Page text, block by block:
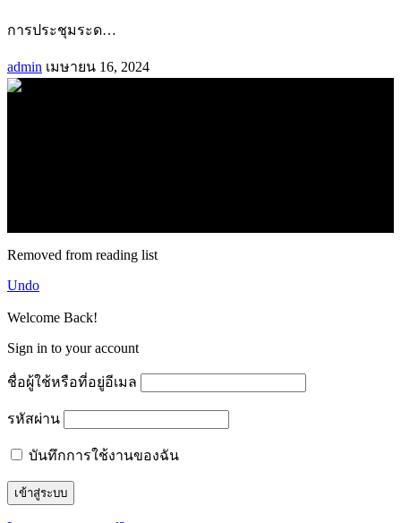
การประชุมระด…
admin เมษายน 16, 2024
Removed from reading list
Undo
Welcome Back!
Sign in to your account
ชื่อผู้ใช้หรือที่อยู่อีเมล
รหัสผ่าน
บันทึกการใช้งานของฉัน